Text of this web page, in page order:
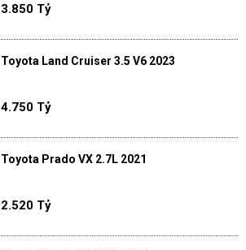
3.850 Tỷ
Toyota Land Cruiser 3.5 V6 2023
4.750 Tỷ
Toyota Prado VX 2.7L 2021
2.520 Tỷ